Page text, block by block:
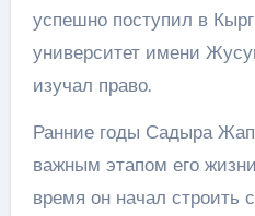
успешно поступил в
университет имени
изучал право.
Ранние годы Садыра
важным этапом его
время он начал строить